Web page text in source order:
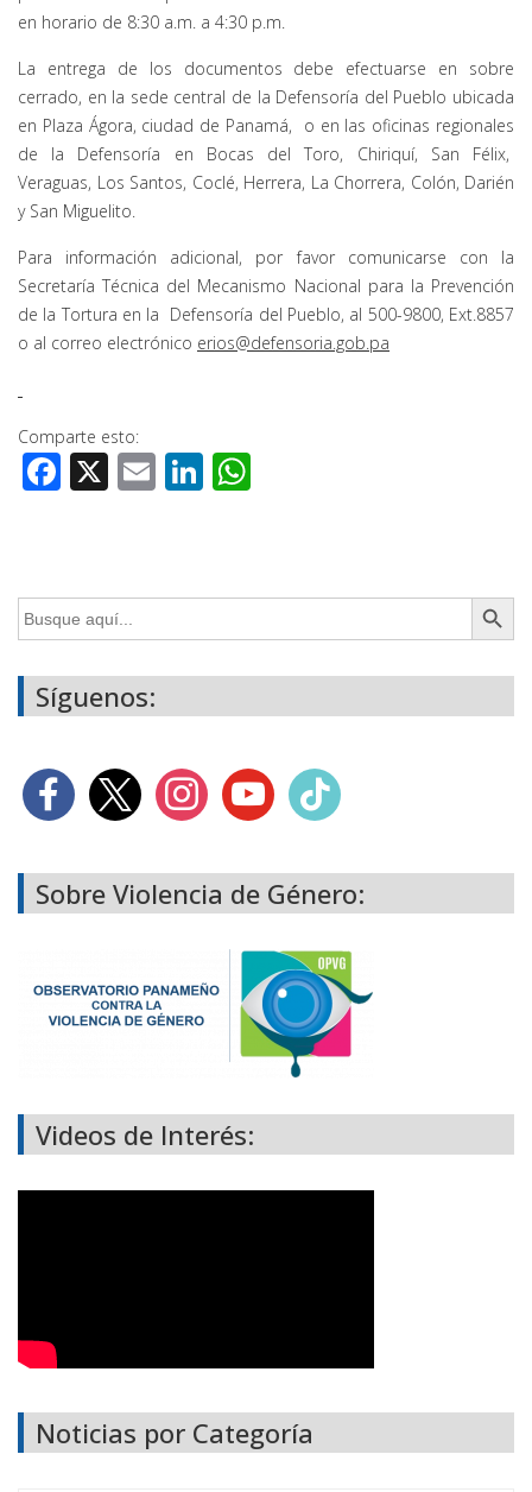
en horario de 8:30 a.m. a 4:30 p.m.
La entrega de los documentos debe efectuarse en sobre
cerrado, en la sede central de la Defensoría del Pueblo ubicada
en Plaza Ágora, ciudad de Panamá, o en las oficinas regionales
de la Defensoría en Bocas del Toro, Chiriquí, San Félix,
Veraguas, Los Santos, Coclé, Herrera, La Chorrera, Colón, Darién
y San Miguelito.
Para información adicional, por favor comunicarse con la
Secretaría Técnica del Mecanismo Nacional para la Prevención
de la Tortura en la Defensoría del Pueblo, al 500-9800, Ext.8857
o al correo electrónico erios@defensoria.gob.pa
Comparte esto:
Facebook
X EmailLinkedIn
Buscar: Botón de
Síguenos:
Sobre Violencia de Género:
Videos de Interés:
Noticias por Categoría